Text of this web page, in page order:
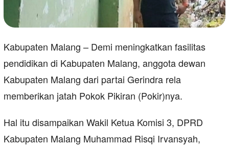
Kabupaten Malang – Demi meningkatkan fasilitas
pendidikan di Kabupaten Malang, anggota dewan
Kabupaten Malang dari partai Gerindra rela
memberikan jatah Pokok Pikiran (Pokir)nya.
Hal itu disampaikan Wakil Ketua Komisi 3, DPRD
Kabupaten Malang Muhammad Risqi Irvansyah,